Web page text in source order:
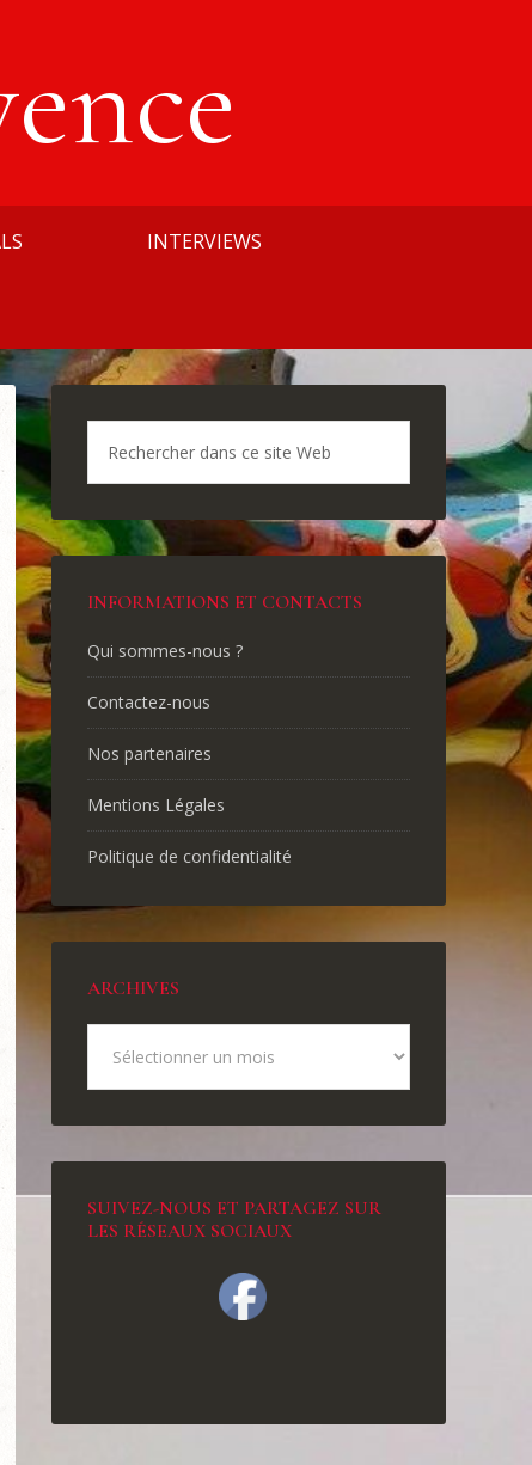
INTERVIEWS
INFORMATIONS ET CONTACTS
Qui sommes-nous ?
Contactez-nous
Nos partenaires
Mentions Légales
Politique de confidentialité
ARCHIVES
SUIVEZ-NOUS ET PARTAGEZ SUR
LES RÉSEAUX SOCIAUX